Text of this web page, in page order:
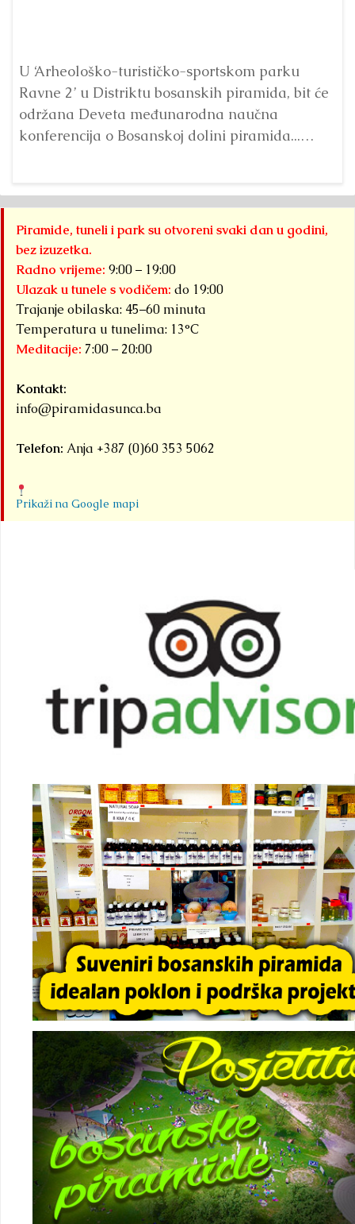
U ‘Arheološko-turističko-sportskom parku
Ravne 2’ u Distriktu bosanskih piramida, bit će
održana Deveta međunarodna naučna
konferencija o Bosanskoj dolini piramida...
Piramide, tuneli i park su otvoreni svaki dan u godini,
bez izuzetka.
Radno vrijeme: 9:00 – 19:00
Ulazak u tunele s vodičem: do 19:00
Trajanje obilaska: 45–60 minuta
Temperatura u tunelima: 13°C
Meditacije: 7:00 – 20:00
Kontakt:
info@piramidasunca.ba
Telefon: Anja +387 (0)60 353 5062
Prikaži na Google mapi